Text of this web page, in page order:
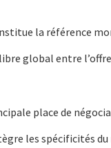
la référence
global entre
place de
les spécificités